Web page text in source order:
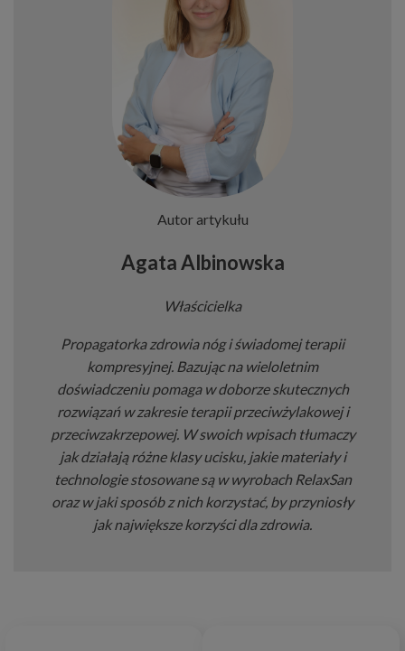
Autor artykułu
Agata Albinowska
Właścicielka
Propagatorka zdrowia nóg i świadomej terapii
kompresyjnej. Bazując na wieloletnim
doświadczeniu pomaga w doborze skutecznych
rozwiązań w zakresie terapii przeciwżylakowej i
przeciwzakrzepowej. W swoich wpisach tłumaczy
jak działają różne klasy ucisku, jakie materiały i
technologie stosowane są w wyrobach RelaxSan
oraz w jaki sposób z nich korzystać, by przyniosły
jak największe korzyści dla zdrowia.